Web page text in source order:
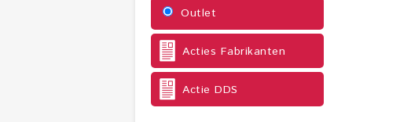
Outlet
Acties Fabrikanten
Actie DDS